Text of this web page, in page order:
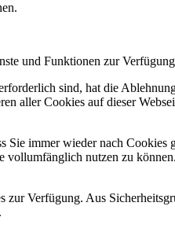
und Funktionen zur
sind, hat die
aller Cookies auf dieser
immer wieder nach
nutzen zu
Verfügung. Aus